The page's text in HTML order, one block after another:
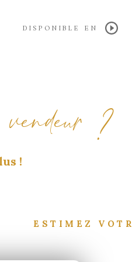
DISPONIBLE EN
?
!
ESTIMEZ